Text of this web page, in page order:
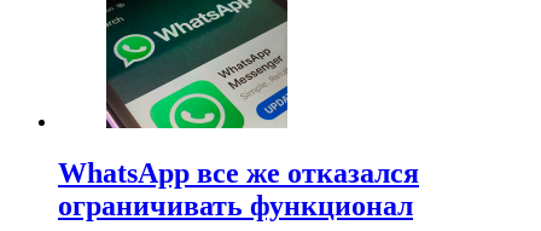
WhatsApp все же отказался
ограничивать функционал